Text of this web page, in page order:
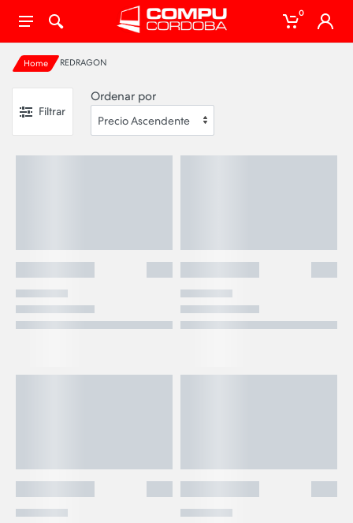
0
Home REDRAGON
Filtrar
Ordenar por